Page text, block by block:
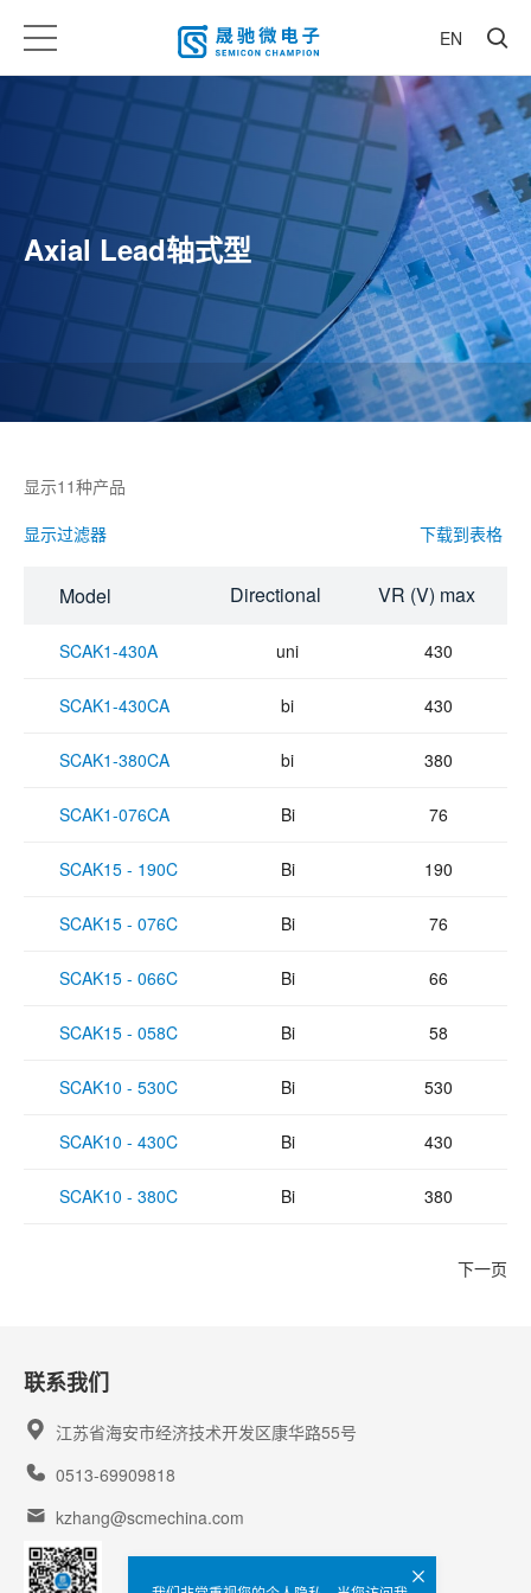
EN
Axial Lead轴式型
显示11种产品
显示过滤器
下载到表格
Model Directional VR (V) max
SCAK1-430A uni 430
SCAK1-430CA bi 430
SCAK1-380CA bi 380
SCAK1-076CA Bi 76
SCAK15 - 190C Bi 190
SCAK15 - 076C Bi 76
SCAK15 - 066C Bi 66
SCAK15 - 058C Bi 58
SCAK10 - 530C Bi 530
SCAK10 - 430C Bi 430
SCAK10 - 380C Bi 380
下一页
联系我们
江苏省海安市经济技术开发区康华路55号
0513-69909818
kzhang@scmechina.com